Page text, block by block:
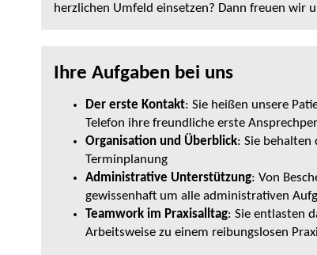
herzlichen Umfeld einsetzen? Dann freuen wir
Ihre Aufgaben bei uns
Der erste Kontakt: Sie heißen unsere
Telefon ihre freundliche erste
Organisation und Überblick: Sie behalten
Terminplanung
Administrative Unterstützung: Von
gewissenhaft um alle administrativen
Teamwork im Praxisalltag: Sie entlasten
Arbeitsweise zu einem reibungslosen